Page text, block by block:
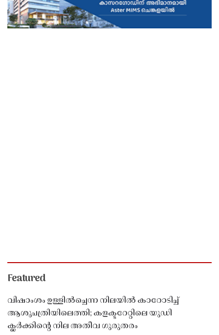
Featured
വിഷാംശം ഉള്ളിൽച്ചെന്ന നിലയിൽ കാറോടിച്ച്
ആശുപത്രിയിലെത്തി; കളക്ടറേറ്റിലെ യുഡി
ക്ലർക്കിൻ്റെ നില അതീവ ഗുരുതരം